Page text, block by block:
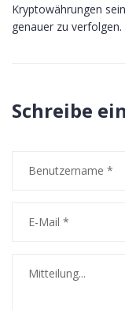
Kryptowährungen
genauer zu verfolgen.
Schreibe